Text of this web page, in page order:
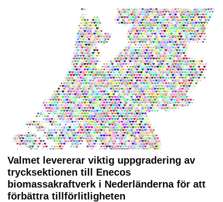
Valmet levererar viktig uppgradering av
trycksektionen till Enecos
biomassakraftverk i Nederländerna för att
förbättra tillförlitligheten